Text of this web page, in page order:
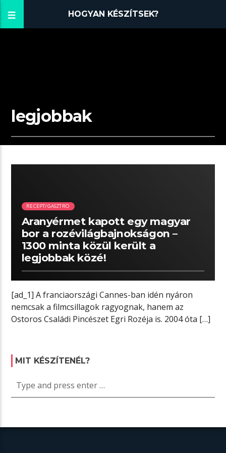
HOGYAN KÉSZÍTSEK?
legjobbak
RECEPT/GASZTRO
Aranyérmet kapott egy magyar
bor a rozévilágbajnokságon –
1300 minta közül került a
legjobbak közé!
[ad_1] A franciaországi Cannes-ban idén nyáron
nemcsak a filmcsillagok ragyognak, hanem az
Ostoros Családi Pincészet Egri Rozéja is. 2004 óta […]
MIT KÉSZÍTENÉL?